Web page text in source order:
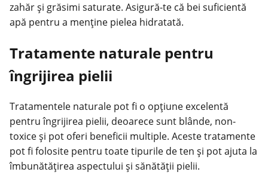
zahăr și grăsimi saturate. Asigură-te că bei suficientă
apă pentru a menține pielea hidratată.
Tratamente naturale pentru
îngrijirea pielii
Tratamentele naturale pot fi o opțiune excelentă
pentru îngrijirea pielii, deoarece sunt blânde, non-
toxice și pot oferi beneficii multiple. Aceste tratamente
pot fi folosite pentru toate tipurile de ten și pot ajuta la
îmbunătățirea aspectului și sănătății pielii.